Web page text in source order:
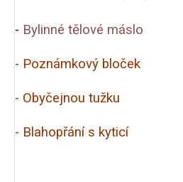
- Bylinné tělové máslo
- Poznámkový bloček
- Obyčejnou tužku
- Blahopřání s kyticí